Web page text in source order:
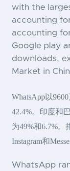
with the
accounting
accounting
Google play
downloads,
Market in
WhatsApp以
42.4%。印度和
为49%和6.7%。
Instagram和
WhatsApp